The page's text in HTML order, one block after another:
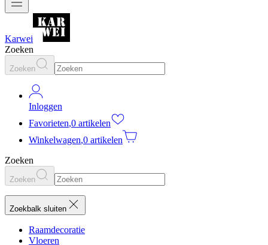
Karwei
Zoeken
Zoeken
Inloggen
Favorieten,0 artikelen
Winkelwagen,0 artikelen
Zoeken
Zoeken
Zoekbalk sluiten
Raamdecoratie
Vloeren